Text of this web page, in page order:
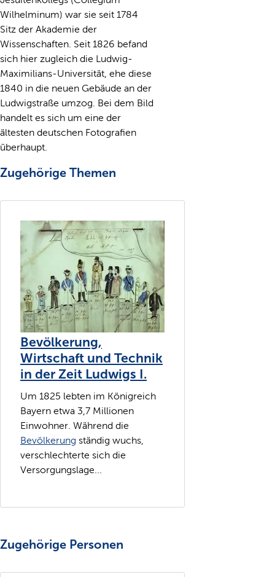
Wilhelminum) war sie seit 1784
Sitz der Akademie der
Wissenschaften. Seit 1826 befand
sich hier zugleich die Ludwig-
Maximilians-Universität, ehe diese
1840 in die neuen Gebäude an der
Ludwigstraße umzog. Bei dem Bild
handelt es sich um eine der
ältesten deutschen Fotografien
überhaupt.
Zugehörige Themen
Bevölkerung,
Wirtschaft und Technik
in der Zeit Ludwigs I.
Um 1825 lebten im Königreich
Bayern etwa 3,7 Millionen
Einwohner. Während die
Bevölkerung ständig wuchs,
verschlechterte sich die
Versorgungslage...
Zugehörige Personen